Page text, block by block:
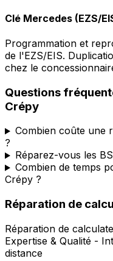
Clé Mercedes (EZS/
Programmation et
de l'EZS/EIS.
chez le
Questions
Crépy
Combien coûte une
?
Réparez-vous les
Combien de temps
Crépy ?
Réparation de
Réparation de
Expertise & Qualité -
distance